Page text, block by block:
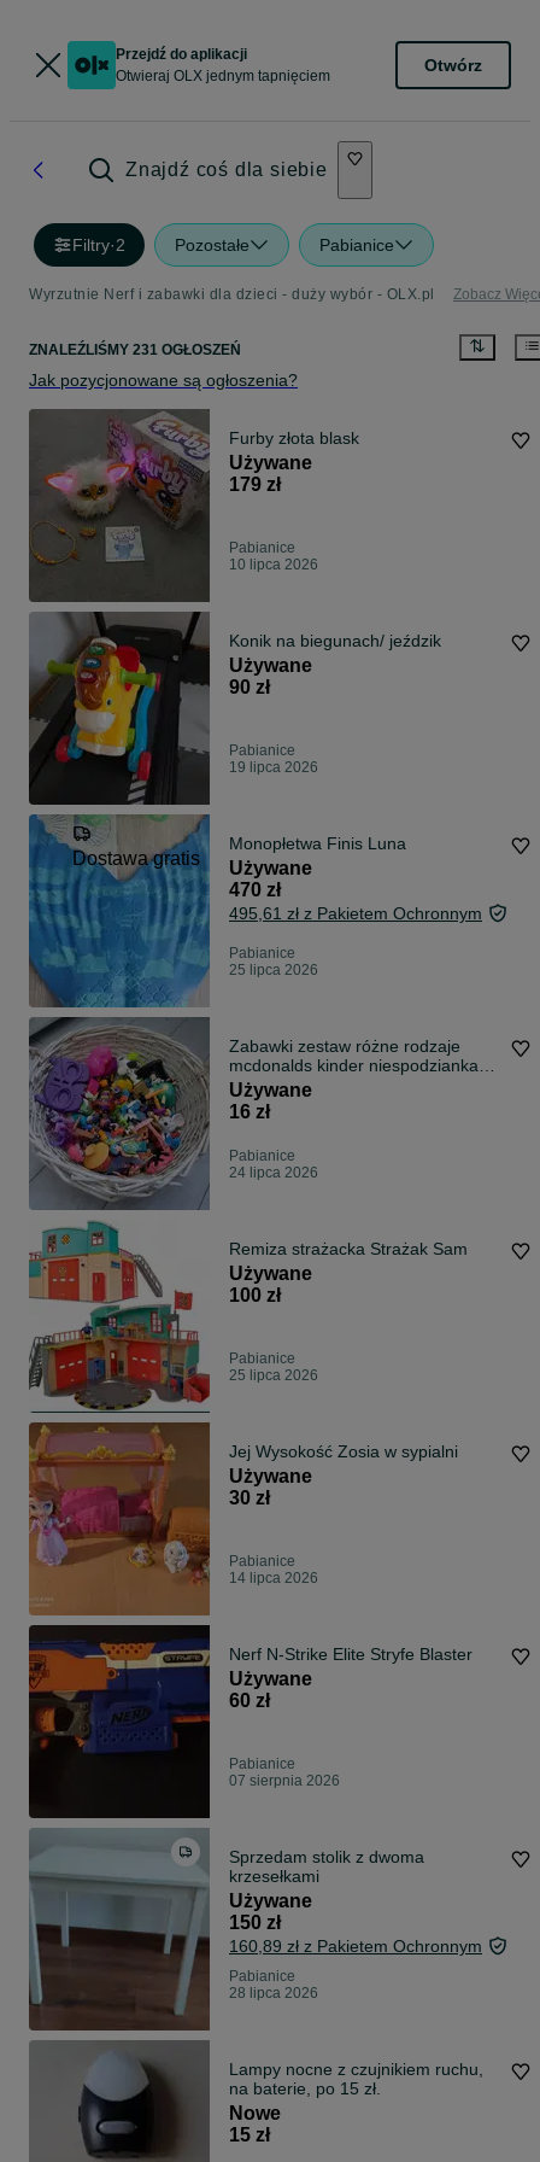
Przejdź do aplikacji
Otwieraj OLX jednym tapnięciem
Otwórz
Znajdź coś dla siebie
Filtry·2 Pozostałe Pabianice
Wyrzutnie Nerf i zabawki dla dzieci - duży wybór - OLX.pl Zobacz
ZNALEŹLIŚMY 231 OGŁOSZEŃ
Jak pozycjonowane są ogłoszenia?
Furby złota blask
Używane
179 zł
Pabianice
10 lipca 2026
Konik na biegunach/ jeździk
Używane
90 zł
Pabianice
19 lipca 2026
Dostawa gratis
Monopłetwa Finis Luna
Używane
470 zł
495,61 zł z Pakietem Ochronnym
Pabianice
25 lipca 2026
Zabawki zestaw różne rodzaje
mcdonalds kinder niespodzianka
my little pony stickeez
Używane
16 zł
Pabianice
24 lipca 2026
Remiza strażacka Strażak Sam
Używane
100 zł
Pabianice
25 lipca 2026
Jej Wysokość Zosia w sypialni
Używane
30 zł
Pabianice
14 lipca 2026
Nerf N-Strike Elite Stryfe Blaster
Używane
60 zł
Pabianice
07 sierpnia 2026
Sprzedam stolik z dwoma
krzesełkami
Używane
150 zł
160,89 zł z Pakietem Ochronnym
Pabianice
28 lipca 2026
Lampy nocne z czujnikiem ruchu,
na baterie, po 15 zł.
Nowe
15 zł